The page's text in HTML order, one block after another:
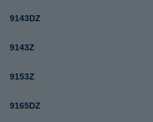
9143DZ
9143Z
9153Z
9165DZ